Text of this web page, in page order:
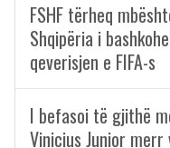
FSHF tërheq
Shqipëria i
qeverisjen e FIFA-s
I befasoi të gjithë
Vinicius Junior